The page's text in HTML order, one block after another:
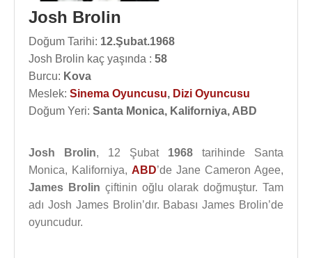
Josh Brolin
Doğum Tarihi: 12.Şubat.1968
Josh Brolin kaç yaşında : 58
Burcu: Kova
Meslek: Sinema Oyuncusu, Dizi Oyuncusu
Doğum Yeri: Santa Monica, Kaliforniya, ABD
Josh Brolin, 12 Şubat 1968 tarihinde Santa
Monica, Kaliforniya, ABD’de Jane Cameron Agee,
James Brolin çiftinin oğlu olarak doğmuştur. Tam
adı Josh James Brolin’dır. Babası James Brolin’de
oyuncudur.